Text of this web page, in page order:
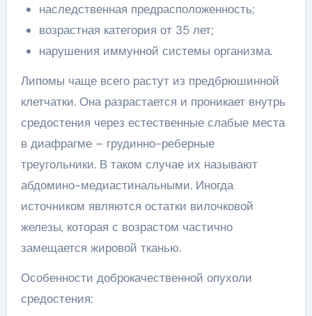
наследственная предрасположенность;
возрастная категория от 35 лет;
нарушения иммунной системы организма.
Липомы чаще всего растут из предбрюшинной
клетчатки. Она разрастается и проникает внутрь
средостения через естественные слабые места
в диафрагме – грудинно-реберные
треугольники. В таком случае их называют
абдомино-медиастинальными. Иногда
источником являются остатки вилочковой
железы, которая с возрастом частично
замещается жировой тканью.
Особенности доброкачественной опухоли
средостения: